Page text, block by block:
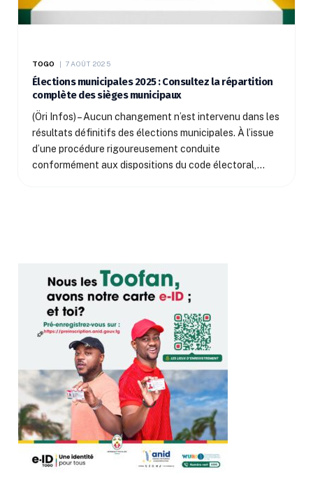
TOGO 7 AOÛT 2025
Élections municipales 2025 : Consultez la répartition
complète des sièges municipaux
(Öri Infos) – Aucun changement n’est intervenu dans les
résultats définitifs des élections municipales. À l’issue
d’une procédure rigoureusement conduite
conformément aux dispositions du code électoral,…